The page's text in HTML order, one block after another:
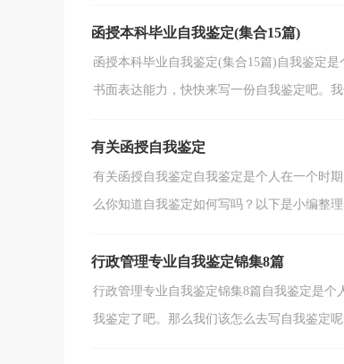
函授本科毕业自我鉴定(集合15篇)
函授本科毕业自我鉴定(集合15篇)自我鉴定
书面表达能力，快快来写一份自我鉴定吧。
有关函授自我鉴定
有关函授自我鉴定自我鉴定是个人在一个时
么你知道自我鉴定如何写吗？以下是小编整
行政管理专业自我鉴定锦集8篇
行政管理专业自我鉴定锦集8篇自我鉴定是
我鉴定了吧。那么我们该怎么去写自我鉴定